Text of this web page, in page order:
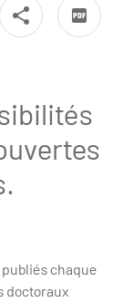
publiés chaque
doctoraux